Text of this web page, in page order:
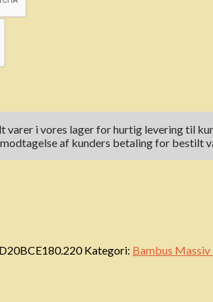
varer i vores lager for hurtig levering til
af kunders betaling for bestilt
Kategori: Bambus